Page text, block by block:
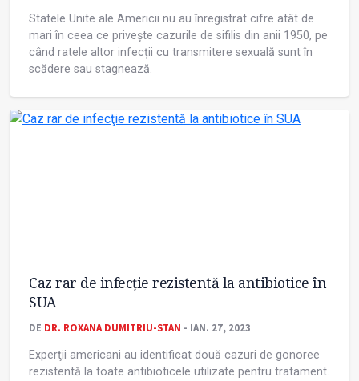
Statele Unite ale Americii nu au înregistrat cifre atât de
mari în ceea ce privește cazurile de sifilis din anii 1950, pe
când ratele altor infecții cu transmitere sexuală sunt în
scădere sau stagnează.
Caz rar de infecţie rezistentă la antibiotice în
SUA
DE DR. ROXANA DUMITRIU-STAN - IAN. 27, 2023
Experţii americani au identificat două cazuri de gonoree
rezistentă la toate antibioticele utilizate pentru tratament.